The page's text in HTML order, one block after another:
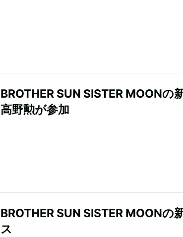
BROTHER SUN SISTER MOONの
高野勲が参加
BROTHER SUN SISTER MOONの
ス